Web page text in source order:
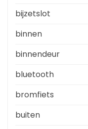
bijzetslot
binnen
binnendeur
bluetooth
bromfiets
buiten